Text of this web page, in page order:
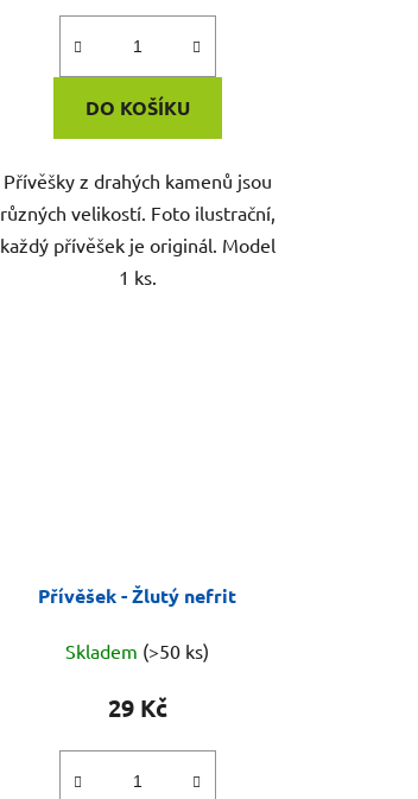
DO KOŠÍKU
Přívěšky z drahých kamenů jsou
různých velikostí. Foto ilustrační,
každý přívěšek je originál. Model
1 ks.
Přívěšek - Žlutý nefrit
Skladem (>50 ks)
29 Kč